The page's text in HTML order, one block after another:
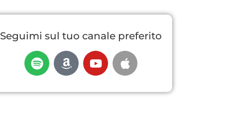
Seguimi sul tuo canale preferito